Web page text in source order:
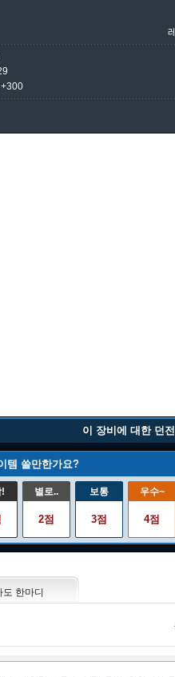
이 장비에 대한 던
템 쓸만한가요?
별로..
2점
보통
3점
우수~
4점
도 한마디